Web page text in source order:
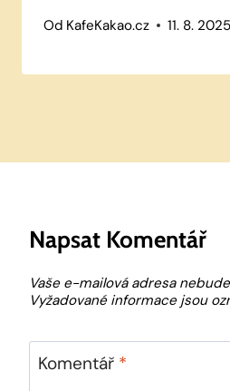
Od KafeKakao.cz 11. 8. 2025
Napsat Komentář
Vaše e-mailová adresa
Vyžadované informace jsou
Komentář *